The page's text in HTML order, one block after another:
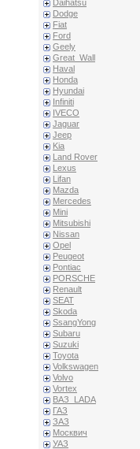
Daihatsu
Dodge
Fiat
Ford
Geely
Great_Wall
Haval
Honda
Hyundai
Infiniti
IVECO
Jaguar
Jeep
Kia
Land Rover
Lexus
Lifan
Mazda
Mercedes
Mini
Mitsubishi
Nissan
Opel
Peugeot
Pontiac
PORSCHE
Renault
SEAT
Skoda
SsangYong
Subaru
Suzuki
Toyota
Volkswagen
Volvo
Vortex
ВАЗ_LADA
ГАЗ
ЗАЗ
Москвич
УАЗ